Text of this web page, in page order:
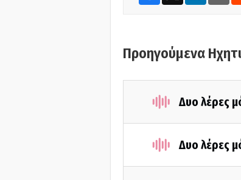
Προηγούμενα
Δυο λέρες
Δυο λέρες